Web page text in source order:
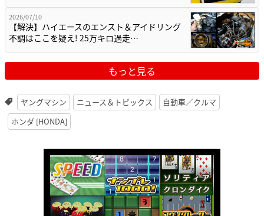
2026/07/10
【解決】ハイエースのエンスト＆アイドリング
不調はここを疑え! 25万キロ過走…
もっと見る
ヤングマシン ニュース＆トピックス
自動車／クルマ
ホンダ [HONDA]